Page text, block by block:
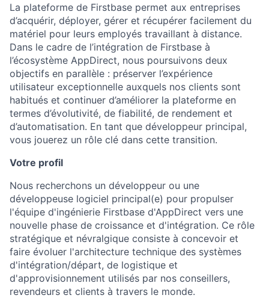
La plateforme de Firstbase permet aux entreprises
d’acquérir, déployer, gérer et récupérer facilement du
matériel pour leurs employés travaillant à distance.
Dans le cadre de l’intégration de Firstbase à
l’écosystème AppDirect, nous poursuivons deux
objectifs en parallèle : préserver l’expérience
utilisateur exceptionnelle auxquels nos clients sont
habitués et continuer d’améliorer la plateforme en
termes d’évolutivité, de fiabilité, de rendement et
d’automatisation. En tant que développeur principal,
vous jouerez un rôle clé dans cette transition.
Votre profil
Nous recherchons un développeur ou une
développeuse logiciel principal(e) pour propulser
l'équipe d'ingénierie Firstbase d'AppDirect vers une
nouvelle phase de croissance et d'intégration. Ce rôle
stratégique et névralgique consiste à concevoir et
faire évoluer l'architecture technique des systèmes
d'intégration/départ, de logistique et
d'approvisionnement utilisés par nos conseillers,
revendeurs et clients à travers le monde.